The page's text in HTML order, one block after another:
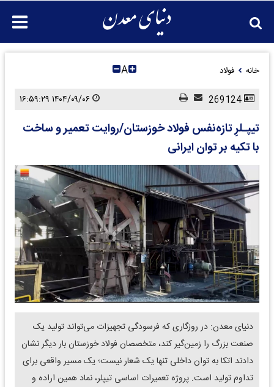
خانه فولاد A
تیپـلرِ تازه‌نفس فولاد خوزستان/روایت تعمیر‌ و‌ ساخت
با تکیه بر توان ایرانی
دنیای معدن: در روزگاری که فرسودگی تجهیزات می‌تواند تولید یک
صنعت بزرگ را زمین‌گیر کند، متخصصان فولاد خوزستان بار دیگر نشان
دادند اتکا به توان داخلی تنها یک شعار نیست؛ یک مسیر واقعی برای
تداوم تولید است. پروژه تعمیرات اساسی تیپلر، نماد همین اراده و